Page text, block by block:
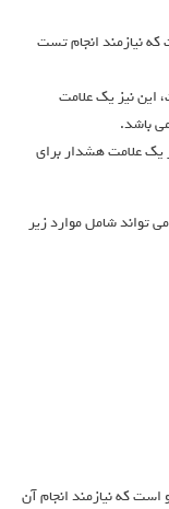
نیازمند انجام تست
این نیز یک علامت
باشد.
یک علامت هشدار برای
تواند شامل موارد زیر
که نیازمند انجام آن